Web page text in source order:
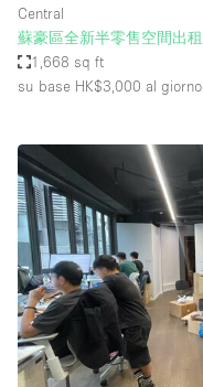
Central
蘇豪區全新半零售空間出租
1,668 sq ft
su base HK$3,000 al giorno